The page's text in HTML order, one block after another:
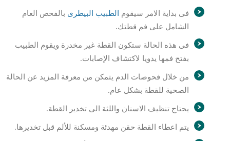
فى بداية الامر سيقوم الطبيب البيطرى بالفحص العام
الشامل على فم قطتك.
فى هذه الحالة ستكون القطة غير مخدرة ويقوم الطبيب
بفتح فمها يدويا لاكتشاف الإصابات.
من خلال فحوصات الدم يتمكن من معرفة المزيد عن الحالة
الصحية للقطة بشكل عام.
يحتاج تنظيف الاسنان واللثة الى تخدير القطة.
يتم اعطاء القطة حقن مهدئة ومسكنة للألم قبل تخديرها.